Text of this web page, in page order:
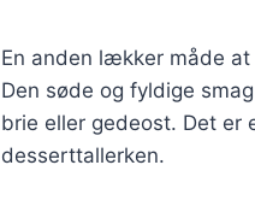
En anden lækker måde
Den søde og fyldige
brie eller gedeost. Det er
desserttallerken.